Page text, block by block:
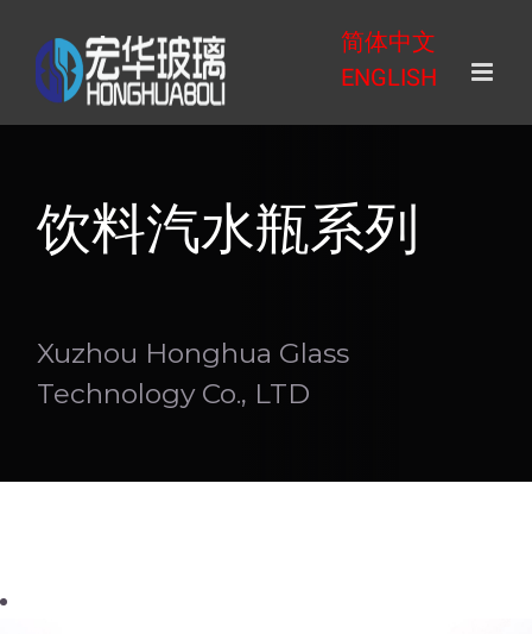
content
简体中文
ENGLISH
饮料汽水瓶系列
Xuzhou Honghua Glass
Technology Co., LTD